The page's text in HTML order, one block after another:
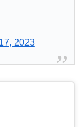
2023